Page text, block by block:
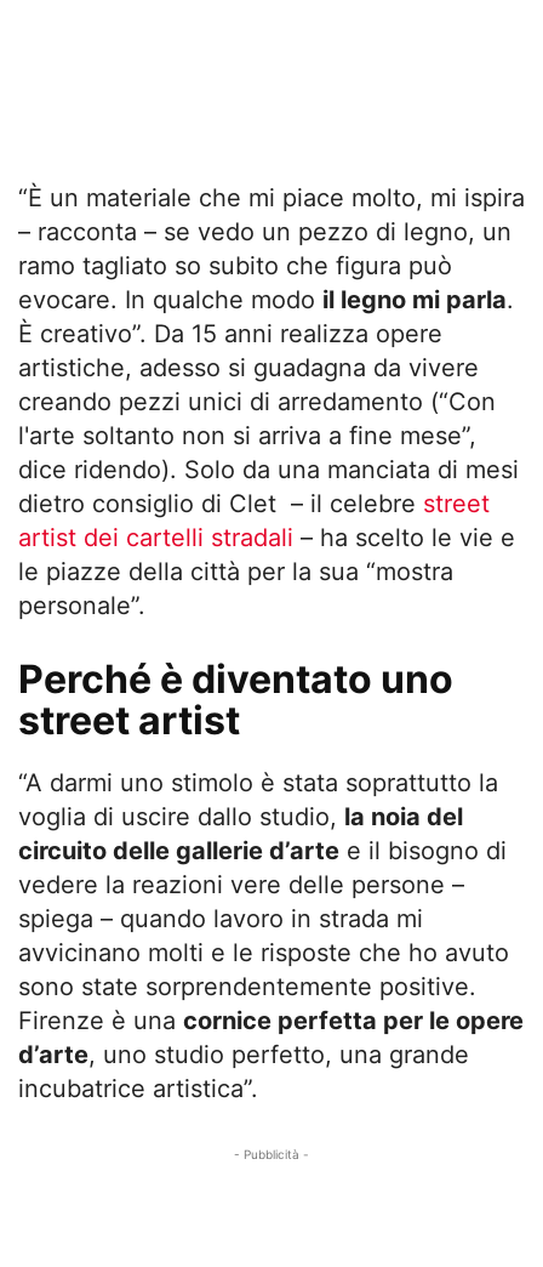
“È un materiale che mi piace molto, mi ispira
– racconta – se vedo un pezzo di legno, un
ramo tagliato so subito che figura può
evocare. In qualche modo il legno mi parla.
È creativo”. Da 15 anni realizza opere
artistiche, adesso si guadagna da vivere
creando pezzi unici di arredamento (“Con
l'arte soltanto non si arriva a fine mese”,
dice ridendo). Solo da una manciata di mesi
dietro consiglio di Clet – il celebre street
artist dei cartelli stradali – ha scelto le vie e
le piazze della città per la sua “mostra
personale”.
Perché è diventato uno
street artist
“A darmi uno stimolo è stata soprattutto la
voglia di uscire dallo studio, la noia del
circuito delle gallerie d’arte e il bisogno di
vedere la reazioni vere delle persone –
spiega – quando lavoro in strada mi
avvicinano molti e le risposte che ho avuto
sono state sorprendentemente positive.
Firenze è una cornice perfetta per le opere
d’arte, uno studio perfetto, una grande
incubatrice artistica”.
- Pubblicità -